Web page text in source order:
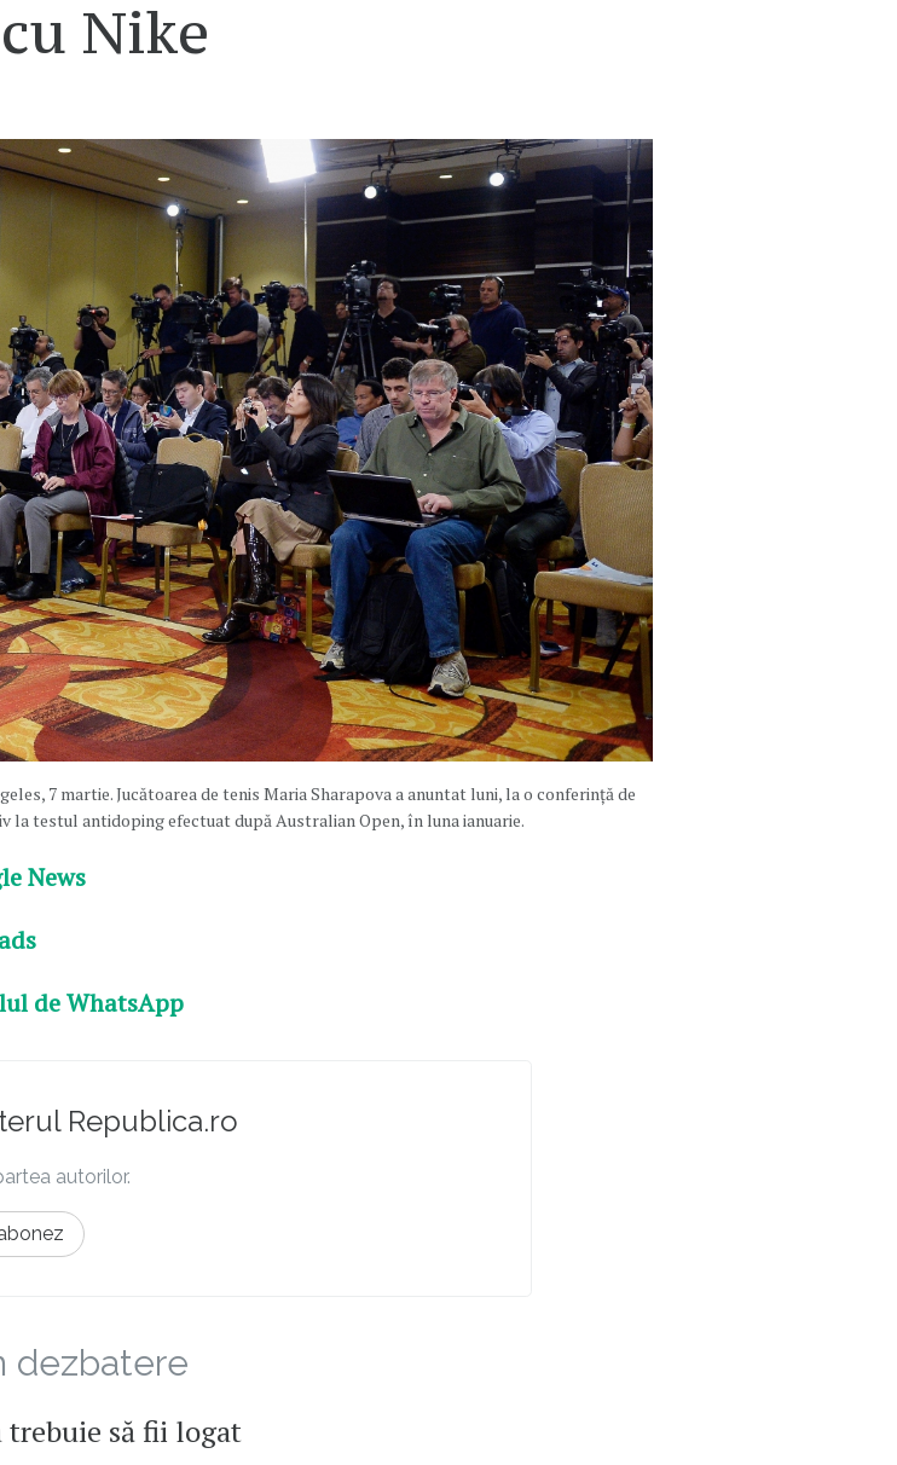
Nike
7 martie. Jucătoarea de tenis Maria Sharapova a anuntat luni, la o conferință de
la testul antidoping efectuat după Australian Open, în luna ianuarie.
News
de WhatsApp
Republica.ro
autorilor.
dezbatere
trebuie să fii logat